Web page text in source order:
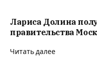
Лариса Долина
правительства
Читать далее